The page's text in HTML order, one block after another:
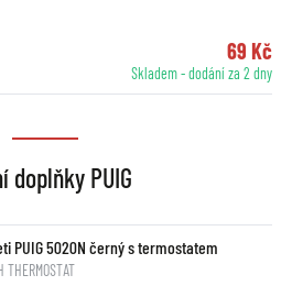
69 Kč
Skladem - dodání za 2 dny
doplňky PUIG
PUIG 5020N černý s termostatem
THERMOSTAT